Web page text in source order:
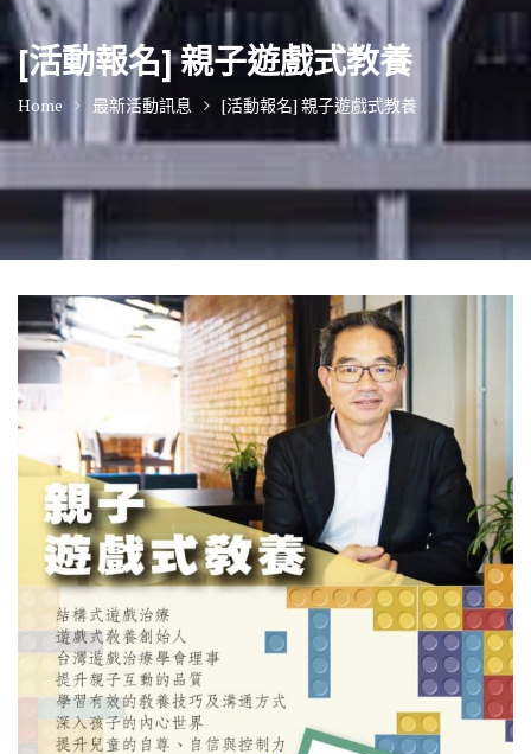
[活動報名] 親子遊戲式教養
Home 最新活動訊息 [活動報名] 親子遊戲式教養